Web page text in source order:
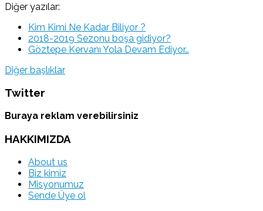
Diğer yazılar:
Kim Kimi Ne Kadar Biliyor ?
2018-2019 Sezonu boşa gidiyor?
Göztepe Kervanı Yola Devam Ediyor…
Diğer başlıklar
Twitter
Buraya reklam verebilirsiniz
HAKKIMIZDA
About us
Biz kimiz
Misyonumuz
Sende Üye ol